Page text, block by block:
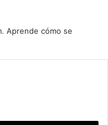
Aprende cómo se